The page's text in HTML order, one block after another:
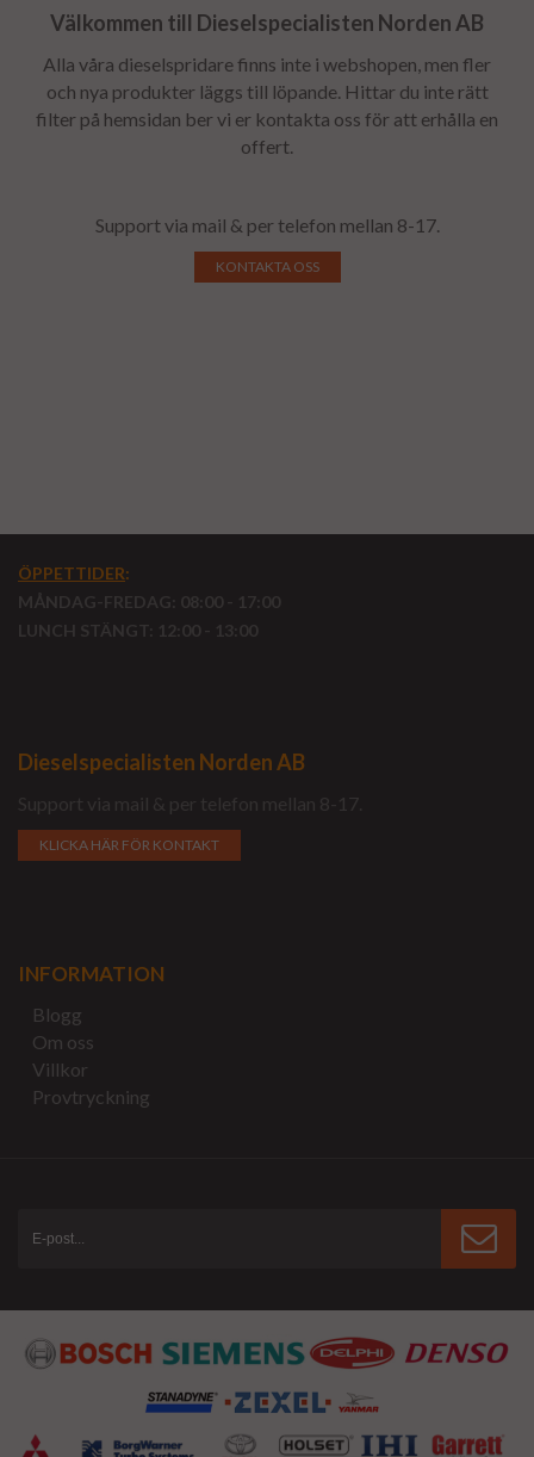
Välkommen till Dieselspecialisten Norden AB
Alla våra dieselspridare finns inte i webshopen, men fler
och nya produkter läggs till löpande. Hittar du inte rätt
filter på hemsidan ber vi er kontakta oss för att erhålla en
offert.
Support via mail & per telefon mellan 8-17.
KONTAKTA OSS
ÖPPETTIDER:
MÅNDAG-FREDAG: 08:00 - 17:00
LUNCH STÄNGT: 12:00 - 13:00
Dieselspecialisten Norden AB
Support via mail & per telefon mellan 8-17.
KLICKA HÄR FÖR KONTAKT
INFORMATION
Blogg
Om oss
Villkor
Provtryckning